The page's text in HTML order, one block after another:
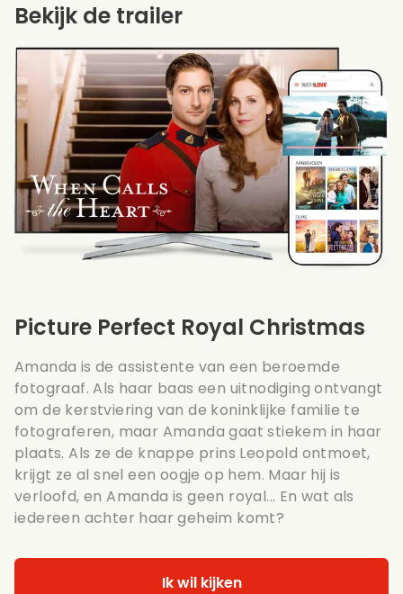
Picture Perfect Royal Christmas
Amanda is de assistente van een beroemde
fotograaf. Als haar baas een uitnodiging ontvangt
om de kerstviering van de koninklijke familie te
fotograferen, maar Amanda gaat stiekem in haar
plaats. Als ze de knappe prins Leopold ontmoet,
krijgt ze al snel een oogje op hem. Maar hij is
verloofd, en Amanda is geen royal... En wat als
iedereen achter haar geheim komt?
Ik wil kijken
Bekijk de trailer